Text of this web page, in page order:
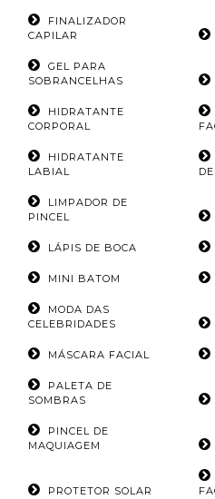
FINALIZADOR
CAPILAR
GEL PARA
SOBRANCELHAS
HIDRATANTE
CORPORAL
HIDRATANTE
LABIAL
LIMPADOR DE
PINCEL
LÁPIS DE BOCA
MINI BATOM
MODA DAS
CELEBRIDADES
MÁSCARA FACIAL
PALETA DE
SOMBRAS
PINCEL DE
MAQUIAGEM
PROTETOR SOLAR